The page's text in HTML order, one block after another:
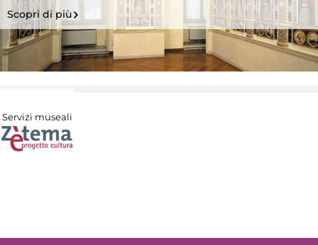
Scopri di più
Servizi museali